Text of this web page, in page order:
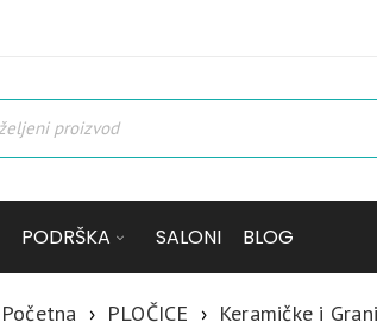
PODRŠKA SALONI BLOG
Početna › PLOČICE › Keramičke i